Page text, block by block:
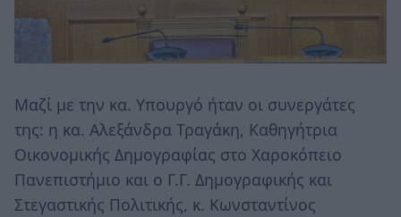
Μαζί με την κα. Υπουργό ήταν οι συνεργάτες
της: η κα. Αλεξάνδρα Τραγάκη, Καθηγήτρια
Οικονομικής Δημογραφίας στο Χαροκόπειο
Πανεπιστήμιο και ο Γ.Γ. Δημογραφικής και
Στεγαστικής Πολιτικής, κ. Κωνσταντίνος